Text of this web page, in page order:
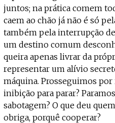
juntos; na prática comem
caem ao chão já não é só
também pela interrupção
um destino comum
queira apenas livrar da
representar um alívio
máquina. Prosseguimos
inibição para parar?
sabotagem? O que deu
obriga, porquê cooperar?